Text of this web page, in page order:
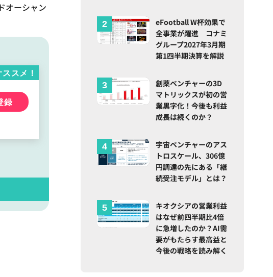
オーシャン
ススメ！
録
eFootball W杯効果で
全事業が躍進 コナミ
グループ2027年3月期
第1四半期決算を解説
創薬ベンチャーの3D
マトリックスが初の営
業黒字化！今後も利益
成長は続くのか？
宇宙ベンチャーのアス
トロスケール、306億
円調達の先にある「継
続受注モデル」とは？
キオクシアの営業利益
はなぜ前四半期比4倍
に急増したのか？AI需
要がもたらす最高益と
今後の戦略を読み解く